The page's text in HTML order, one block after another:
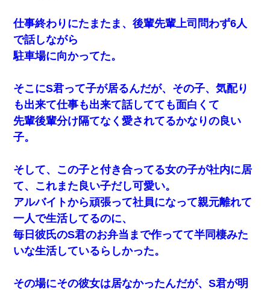
仕事終わりにたまたま、後輩先輩上司問わず6人
で話しながら
駐車場に向かってた。
そこにS君って子が居るんだが、その子、気配り
も出来て仕事も出来て話してても面白くて
先輩後輩分け隔てなく愛されてるかなりの良い
子。
そして、この子と付き合ってる女の子が社内に居
て、これまた良い子だし可愛い。
アルバイトから頑張って社員になって親元離れて
一人で生活してるのに、
毎日彼氏のS君のお弁当まで作ってて半同棲みた
いな生活しているらしかった。
その場にその彼女は居なかったんだが、S君が明